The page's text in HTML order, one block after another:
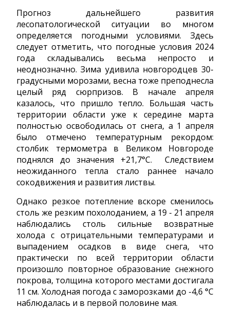
Прогноз дальнейшего развития
лесопатологической ситуации во многом
определяется погодными условиями. Здесь
следует отметить, что погодные условия 2024
года складывались весьма непросто и
неоднозначно. Зима удивила новгородцев 30-
градусными морозами, весна тоже преподнесла
целый ряд сюрпризов. В начале апреля
казалось, что пришло тепло. Большая часть
территории области уже к середине марта
полностью освободилась от снега, а 1 апреля
было отмечено температурным рекордом:
столбик термометра в Великом Новгороде
поднялся до значения +21,7°С. Следствием
неожиданного тепла стало раннее начало
сокодвижения и развития листвы.
Однако резкое потепление вскоре сменилось
столь же резким похолоданием, а 19 - 21 апреля
наблюдались столь сильные возвратные
холода с отрицательными температурами и
выпадением осадков в виде снега, что
практически по всей территории области
произошло повторное образование снежного
покрова, толщина которого местами достигала
11 см. Холодная погода с заморозками до -4,6 °С
наблюдалась и в первой половине мая.